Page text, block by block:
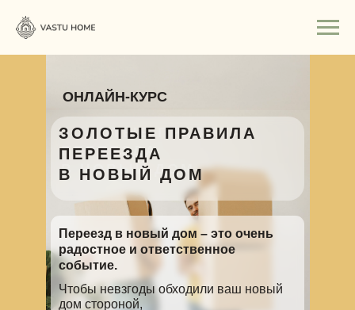
ЗОЛОТЫЕ ПРАВИЛА
ПЕРЕЕЗДА
В НОВЫЙ ДОМ
ЗОЛОТЫЕ ПРАВИЛА
ПЕРЕЕЗДА
В НОВЫЙ ДОМ
ОНЛАЙН-КУРС
Переезд в новый дом – это очень
радостное и ответственное
событие.
Чтобы невзгоды обходили ваш новый
дом стороной,